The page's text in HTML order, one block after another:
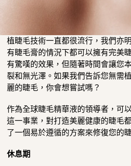
植睫毛技術一直都很流行，我們亦
有睫毛膏的情況下都可以擁有完美
有驚嘆的效果，但隨著時間會讓您
裂和無光澤。如果我們告訴您無需
麗的睫毛，你會想嘗試嗎？
作為全球睫毛精華液的領導者，可
這一事業，對打造美麗健康的睫毛
了一個易於遵循的方案來修復您的
休息期